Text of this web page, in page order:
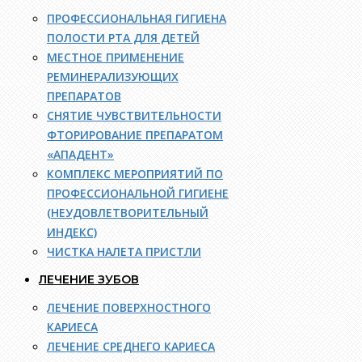
ПРОФЕССИОНАЛЬНАЯ ГИГИЕНА
ПОЛОСТИ РТА ДЛЯ ДЕТЕЙ
МЕСТНОЕ ПРИМЕНЕНИЕ
РЕМИНЕРАЛИЗУЮЩИХ
ПРЕПАРАТОВ
СНЯТИЕ ЧУВСТВИТЕЛЬНОСТИ
ФТОРИРОВАНИЕ ПРЕПАРАТОМ
«АПАДЕНТ»
КОМПЛЕКС МЕРОПРИЯТИЙ ПО
ПРОФЕССИОНАЛЬНОЙ ГИГИЕНЕ
(НЕУДОВЛЕТВОРИТЕЛЬНЫЙ
ИНДЕКС)
ЧИСТКА НАЛЕТА ПРИСТЛИ
ЛЕЧЕНИЕ ЗУБОВ
ЛЕЧЕНИЕ ПОВЕРХНОСТНОГО
КАРИЕСА
ЛЕЧЕНИЕ СРЕДНЕГО КАРИЕСА